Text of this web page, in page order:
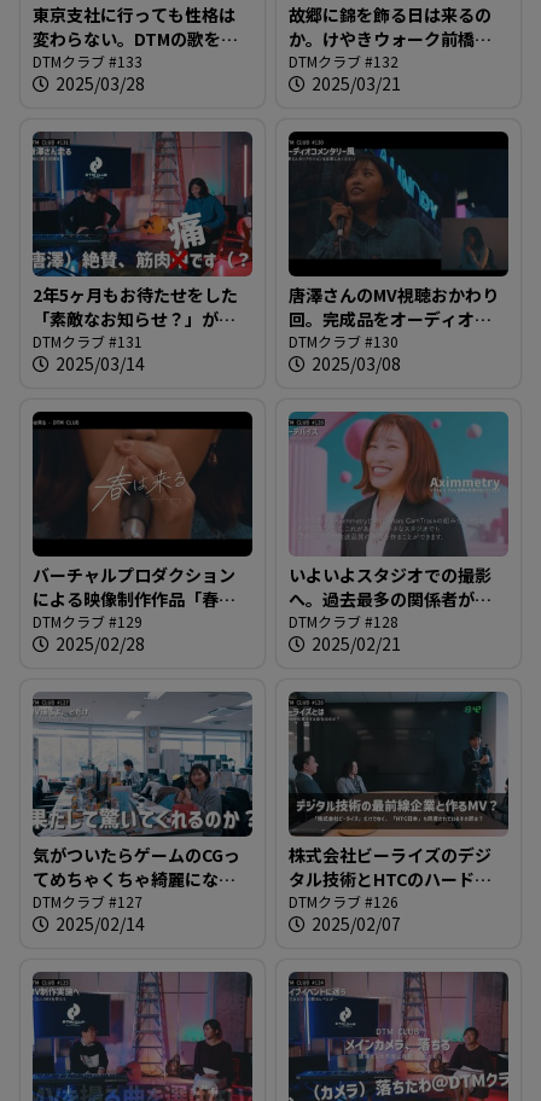
東京支社に行っても性格は
変わらない。DTMの歌を生
み出した２人の新たな要求
は「アルバムリリースの
#133
DTMクラブ #133
2025/03/28
故郷に錦を飾る日は来るの
か。けやきウォーク前橋に
等身大パネルとか、夢が大
きすぎやしませんか
DTMクラブ #132
2025/03/21
2年5ヶ月もお待たせをした
「素敵なお知らせ？」がよ
うやく＠DTMクラブ #131
DTMクラブ #131
2025/03/14
唐澤さんのMV視聴おかわり
回。完成品をオーディオコ
メンタリーっぽくお届け＠
DTMクラブ #130
DTMクラブ #130
2025/03/08
バーチャルプロダクション
による映像制作作品「春は
来る / DTM CLUB」完成披露
試写会＠DTMクラブ #129
DTMクラブ #129
2025/02/28
いよいよスタジオでの撮影
へ。過去最多の関係者が唐
澤さんを囲む事態に？？？
＠DTMクラブ #128
DTMクラブ #128
2025/02/21
気がついたらゲームのCGっ
てめちゃくちゃ綺麗になり
ましたよね？バーチャルプ
ロダクションの技術背景を
DTMクラブ #127
DTMクラブ #127
2025/02/14
株式会社ビーライズのデジ
タル技術とHTCのハードウ
ェアを駆使して作る、RCC初
のバーチャルプロダクショ
@DTMクラブ #126
DTMクラブ #126
2025/02/07